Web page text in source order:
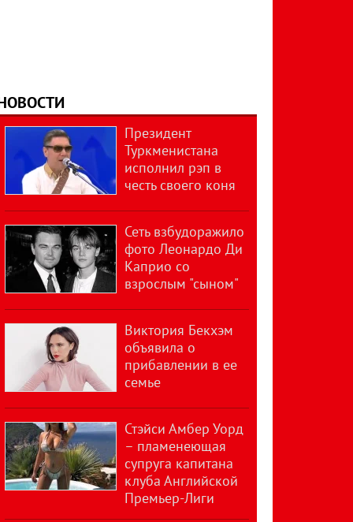
Президент
Туркменистана
исполнил рэп в
честь своего коня
Сеть взбудоражило
фото Леонардо Ди
Каприо со
взрослым "сыном"
Виктория Бекхэм
объявила о
прибавлении в ее
семье
Стэйси Амбер Уорд
– пламенеющая
супруга капитана
клуба Английской
Премьер-Лиги